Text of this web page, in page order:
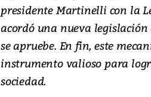
presidente Martinelli con la
acordó una nueva
se apruebe. En fin, este
instrumento valioso para
sociedad.